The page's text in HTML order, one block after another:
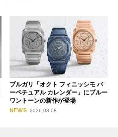
ブルガリ「オクト フィニッシモ パ
ーペチュアル カレンダー」にブルー
ワントーンの新作が登場
NEWS 2026.08.08